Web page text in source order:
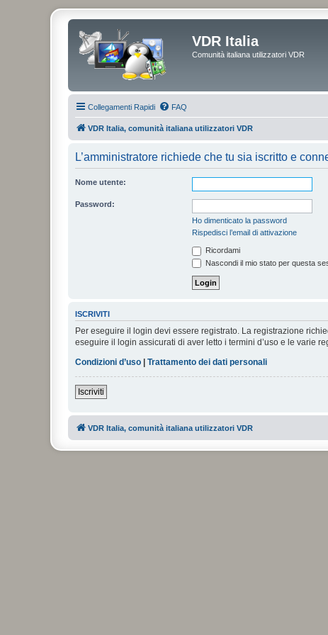
VDR Italia
Comunità italiana utilizzatori VDR
Collegamenti Rapidi FAQ
VDR Italia, comunità italiana utilizzatori VDR
L’amministratore richiede che tu sia iscritto e
Nome utente:
Password:
Ho dimenticato la password
Rispedisci l’email di attivazione
Ricordami
Nascondi il mio stato per questa
ISCRIVITI
Per eseguire il login devi essere registrato. La registrazione
eseguire il login assicurati di aver letto i termini d’uso e le varie
Condizioni d’uso | Trattamento dei dati personali
Iscriviti
VDR Italia, comunità italiana utilizzatori VDR